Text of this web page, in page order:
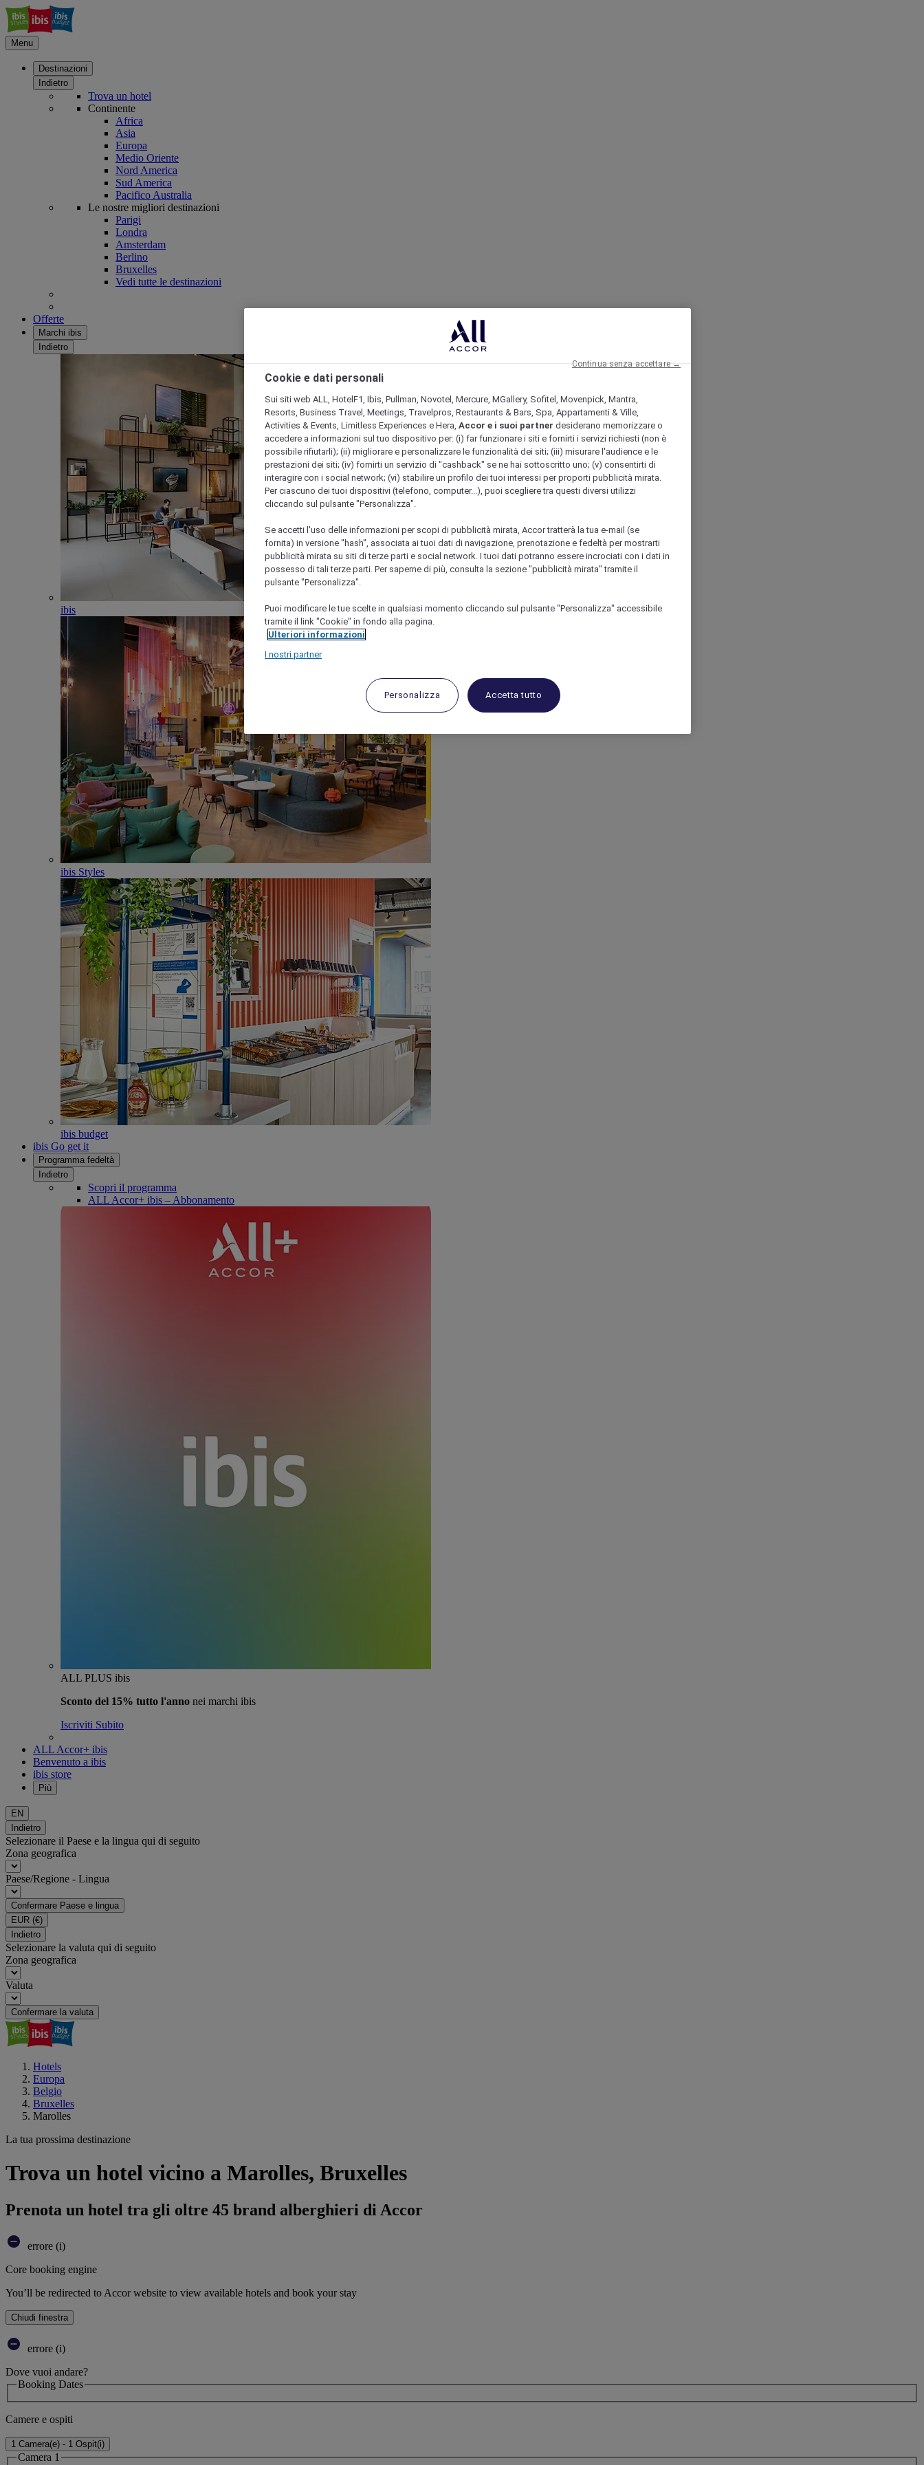
Menu
Destinazioni
Indietro
Trova un hotel
Continente
Africa
Asia
Europa
Medio Oriente
Nord America
Sud America
Pacifico Australia
Le nostre migliori destinazioni
Parigi
Londra
Amsterdam
Berlino
Bruxelles
Vedi tutte le destinazioni
Offerte
Marchi ibis
Indietro
ibis
ibis Styles
ibis budget
ibis Go get it
Programma fedeltà
Indietro
Scopri il programma
ALL Accor+ ibis – Abbonamento
ALL PLUS ibis
Sconto del 15% tutto l'anno nei marchi ibis
Iscriviti Subito
ALL Accor+ ibis
Benvenuto a ibis
ibis store
Più
EN
Indietro
Selezionare il Paese e la lingua qui di seguito
Zona geografica
Paese/Regione - Lingua
Confermare Paese e lingua
EUR (€)
Indietro
Selezionare la valuta qui di seguito
Zona geografica
Valuta
Confermare la valuta
Hotels
Europa
Belgio
Bruxelles
Marolles
La tua prossima destinazione
Trova un hotel vicino a Marolles, Bruxelles
Prenota un hotel tra gli oltre 45 brand alberghieri di Accor
errore (i)
Core booking engine
You’ll be redirected to Accor website to view available hotels and book your stay
Chiudi finestra
errore (i)
Dove vuoi andare?
Booking Dates
Camere e ospiti
1 Camera(e) - 1 Ospit(i)
Camera 1
Cookie e dati personali
Sui siti web ALL, HotelF1, Ibis, Pullman, Novotel, Mercure, MGallery, Sofitel, Movenpick, Mantra,
Resorts, Business Travel, Meetings, Travelpros, Restaurants & Bars, Spa, Appartamenti & Ville,
Activities & Events, Limitless Experiences e Hera, Accor e i suoi partner desiderano memorizzare o
accedere a informazioni sul tuo dispositivo per: (i) far funzionare i siti e fornirti i servizi richiesti (non è
possibile rifiutarli); (ii) migliorare e personalizzare le funzionalità dei siti; (iii) misurare l'audience e le
prestazioni dei siti; (iv) fornirti un servizio di "cashback" se ne hai sottoscritto uno; (v) consentirti di
interagire con i social network; (vi) stabilire un profilo dei tuoi interessi per proporti pubblicità mirata.
Per ciascuno dei tuoi dispositivi (telefono, computer...), puoi scegliere tra questi diversi utilizzi
cliccando sul pulsante "Personalizza".
Se accetti l'uso delle informazioni per scopi di pubblicità mirata, Accor tratterà la tua e-mail (se
fornita) in versione "hash", associata ai tuoi dati di navigazione, prenotazione e fedeltà per mostrarti
pubblicità mirata su siti di terze parti e social network. I tuoi dati potranno essere incrociati con i dati in
possesso di tali terze parti. Per saperne di più, consulta la sezione "pubblicità mirata" tramite il
pulsante "Personalizza".
Puoi modificare le tue scelte in qualsiasi momento cliccando sul pulsante "Personalizza" accessibile
tramite il link "Cookie" in fondo alla pagina.
Ulteriori informazioni
I nostri partner
Personalizza Accetta tutto
Continua senza accettare →